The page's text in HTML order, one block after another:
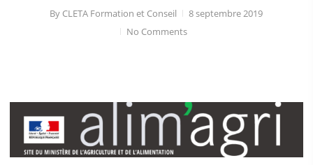
By CLETA Formation et Conseil
8 septembre 2019
No Comments